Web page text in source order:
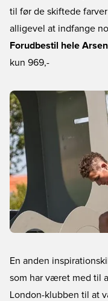
til før de skiftede
alligevel at indfange
Forudbestil hele
kun 969,-
En anden
som har været med til
London-klubben til at